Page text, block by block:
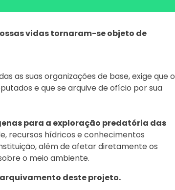
vidas tornaram-se objeto de
as suas organizações de base, exige que o
e que se arquive de ofício por sua
para a exploração predatória das
recursos hídricos e conhecimentos
além de afetar diretamente os
o meio ambiente.
deste projeto.